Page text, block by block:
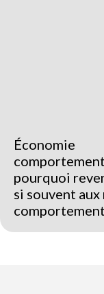
Économie
pourquoi
si souvent aux